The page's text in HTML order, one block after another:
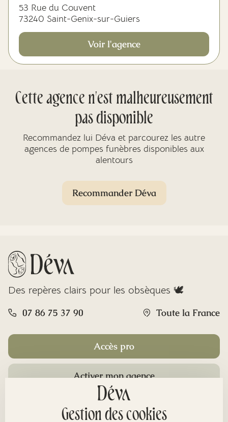
53 Rue du Couvent
73240 Saint-Genix-sur-Guiers
Voir l'agence
Cette agence n'est malheureusement
pas disponible
Recommandez lui Déva et parcourez les autre
agences de pompes funèbres disponibles aux
alentours
Recommander Déva
Des repères clairs pour les obsèques 🕊️
07 86 75 37 90 Toute la France
Accès pro
Activer mon agence
Gestion des cookies